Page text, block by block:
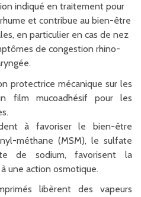
indiqué en traitement pour
et contribue au bien-être
en particulier en cas de nez
de congestion rhino-
protectrice mécanique sur les
film mucoadhésif pour les
à favoriser le bien-être
méthane (MSM), le sulfate
de sodium, favorisent la
une action osmotique.
libèrent des vapeurs